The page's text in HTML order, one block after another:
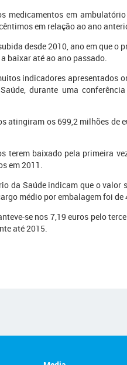
medicamentos em
em relação ao ano
desde 2010, ano em que o
baixar até ao ano passado.
indicadores apresentados
durante uma
os 699,2 milhões de
terem baixado pela primeira
em 2011.
da Saúde indicam que o
médio por embalagem foi
se nos 7,19 euros pelo
até 2015.